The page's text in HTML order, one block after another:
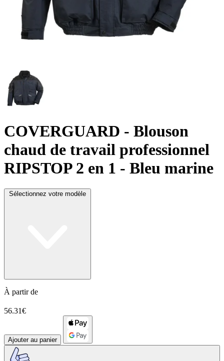
COVERGUARD - Blouson
chaud de travail professionnel
RIPSTOP 2 en 1 - Bleu marine
Sélectionnez votre modèle
À partir de
56.31€
Ajouter au panier